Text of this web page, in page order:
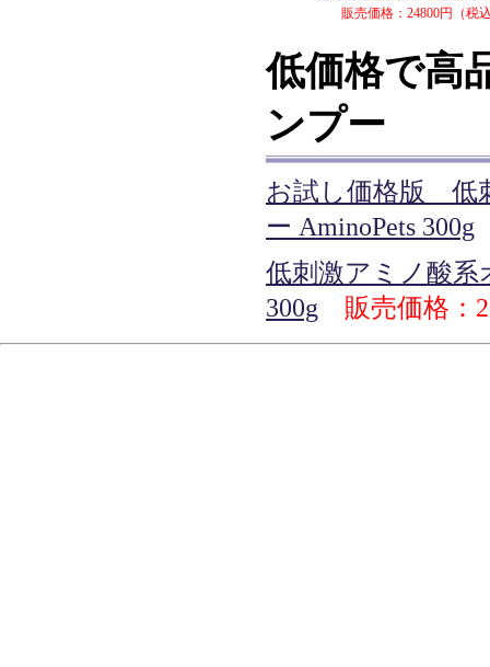
販売価格：24800円（税
低価格で高
ンプー
お試し価格版 低
ー AminoPets 300g
低刺激アミノ酸系
300g
販売価格：